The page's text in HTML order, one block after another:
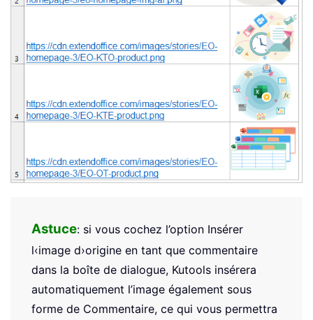
Astuce: si vous cochez l’option Insérer
l‹image d›origine en tant que commentaire
dans la boîte de dialogue, Kutools insérera
automatiquement l’image également sous
forme de Commentaire, ce qui vous permettra